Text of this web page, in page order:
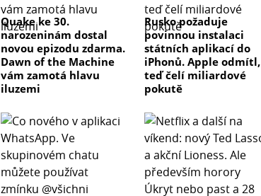
Quake ke 30.
narozeninám dostal
novou epizodu zdarma.
Dawn of the Machine
vám zamotá hlavu
iluzemi
Rusko požaduje
povinnou instalaci
státních aplikací do
iPhonů. Apple odmítl,
teď čelí miliardové
pokutě